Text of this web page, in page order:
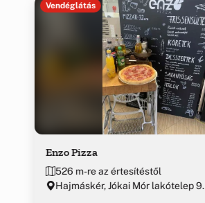
Vendéglátás
Enzo Pizza
526 m-re az értesítéstől
Hajmáskér, Jókai Mór lakótelep 9.